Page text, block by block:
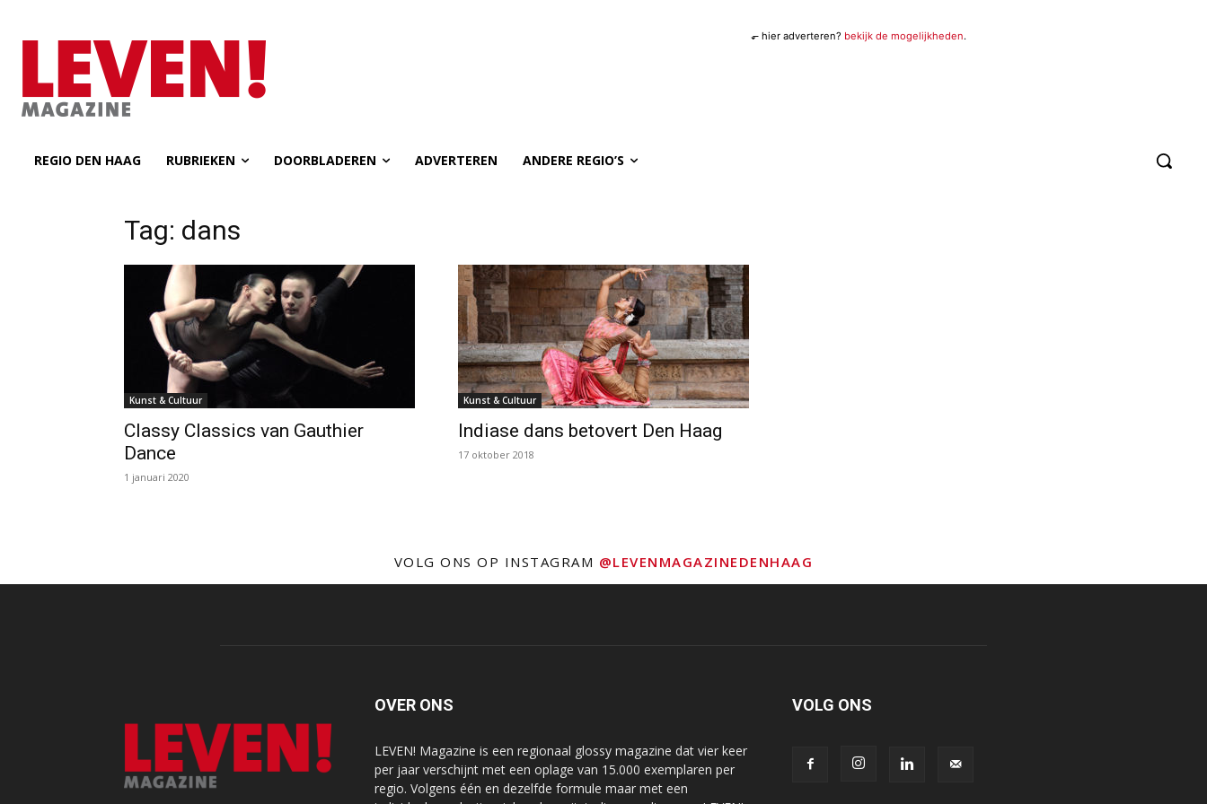
⬐ hier adverteren? bekijk de mogelijkheden.
REGIO DEN HAAG RUBRIEKEN DOORBLADEREN ADVERTEREN ANDERE REGIO’S
Tag: dans
Kunst & Cultuur
Classy Classics van Gauthier
Dance
1 januari 2020
Kunst & Cultuur
Indiase dans betovert Den Haag
17 oktober 2018
VOLG ONS OP INSTAGRAM @LEVENMAGAZINEDENHAAG
OVER ONS
LEVEN! Magazine is een regionaal glossy magazine dat vier keer
per jaar verschijnt met een oplage van 15.000 exemplaren per
regio. Volgens één en dezelfde formule maar met een
VOLG ONS